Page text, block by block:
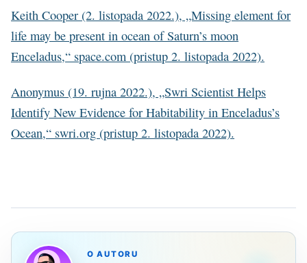
Keith Cooper (2. listopada 2022.), „Missing element for
life may be present in ocean of Saturn’s moon
Enceladus,“ space.com (pristup 2. listopada 2022).
Anonymus (19. rujna 2022.), „Swri Scientist Helps
Identify New Evidence for Habitability in Enceladus’s
Ocean,“ swri.org (pristup 2. listopada 2022).
O AUTORU